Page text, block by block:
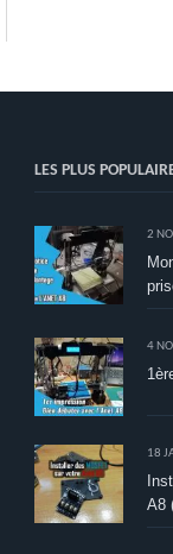
LES PLUS
2
4
18
A8